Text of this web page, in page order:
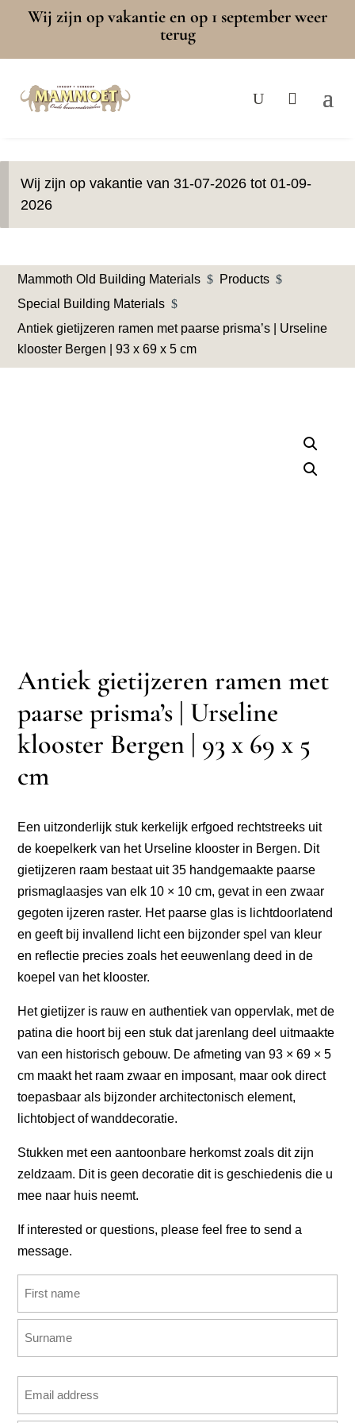
Wij zijn op vakantie en op 1 september weer
terug
Wij zijn op vakantie van 31-07-2026 tot 01-09-
2026
Mammoth Old Building Materials $ Products $
Special Building Materials $
Antiek gietijzeren ramen met paarse prisma’s | Urseline
klooster Bergen | 93 x 69 x 5 cm
Antiek gietijzeren ramen met
paarse prisma’s | Urseline
klooster Bergen | 93 x 69 x 5
cm
Een uitzonderlijk stuk kerkelijk erfgoed rechtstreeks uit
de koepelkerk van het Urseline klooster in Bergen. Dit
gietijzeren raam bestaat uit 35 handgemaakte paarse
prismaglaasjes van elk 10 × 10 cm, gevat in een zwaar
gegoten ijzeren raster. Het paarse glas is lichtdoorlatend
en geeft bij invallend licht een bijzonder spel van kleur
en reflectie precies zoals het eeuwenlang deed in de
koepel van het klooster.
Het gietijzer is rauw en authentiek van oppervlak, met de
patina die hoort bij een stuk dat jarenlang deel uitmaakte
van een historisch gebouw. De afmeting van 93 × 69 × 5
cm maakt het raam zwaar en imposant, maar ook direct
toepasbaar als bijzonder architectonisch element,
lichtobject of wanddecoratie.
Stukken met een aantoonbare herkomst zoals dit zijn
zeldzaam. Dit is geen decoratie dit is geschiedenis die u
mee naar huis neemt.
If interested or questions, please feel free to send a
message.